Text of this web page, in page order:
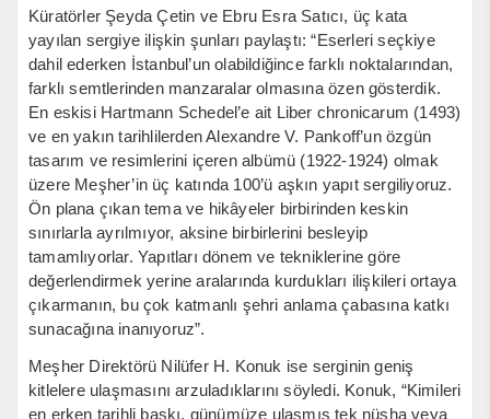
Küratörler Şeyda Çetin ve Ebru Esra Satıcı, üç kata
yayılan sergiye ilişkin şunları paylaştı: “Eserleri seçkiye
dahil ederken İstanbul’un olabildiğince farklı noktalarından,
farklı semtlerinden manzaralar olmasına özen gösterdik.
En eskisi Hartmann Schedel’e ait Liber chronicarum (1493)
ve en yakın tarihlilerden Alexandre V. Pankoff’un özgün
tasarım ve resimlerini içeren albümü (1922-1924) olmak
üzere Meşher’in üç katında 100’ü aşkın yapıt sergiliyoruz.
Ön plana çıkan tema ve hikâyeler birbirinden keskin
sınırlarla ayrılmıyor, aksine birbirlerini besleyip
tamamlıyorlar. Yapıtları dönem ve tekniklerine göre
değerlendirmek yerine aralarında kurdukları ilişkileri ortaya
çıkarmanın, bu çok katmanlı şehri anlama çabasına katkı
sunacağına inanıyoruz”.
Meşher Direktörü Nilüfer H. Konuk ise serginin geniş
kitlelere ulaşmasını arzuladıklarını söyledi. Konuk, “Kimileri
en erken tarihli baskı, günümüze ulaşmış tek nüsha veya